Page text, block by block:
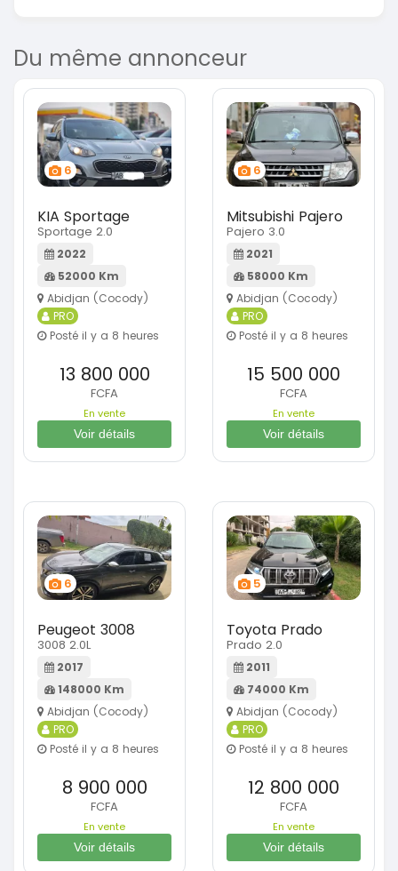
Du même annonceur
6
KIA Sportage
Sportage 2.0
2022
52000 Km
Abidjan (Cocody)
PRO
Posté il y a 8 heures
13 800 000
FCFA
En vente
Voir détails
6
Mitsubishi Pajero
Pajero 3.0
2021
58000 Km
Abidjan (Cocody)
PRO
Posté il y a 8 heures
15 500 000
FCFA
En vente
Voir détails
6
Peugeot 3008
3008 2.0L
2017
148000 Km
Abidjan (Cocody)
PRO
Posté il y a 8 heures
8 900 000
FCFA
En vente
Voir détails
5
Toyota Prado
Prado 2.0
2011
74000 Km
Abidjan (Cocody)
PRO
Posté il y a 8 heures
12 800 000
FCFA
En vente
Voir détails